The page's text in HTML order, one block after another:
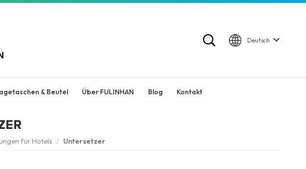
Deutsch
& Beutel Über FULINHAN Blog Kontakt
für Hotels / Untersetzer